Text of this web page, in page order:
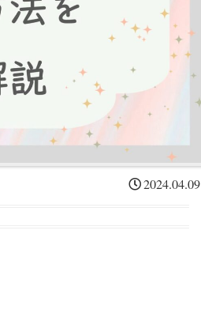
2024.04.09